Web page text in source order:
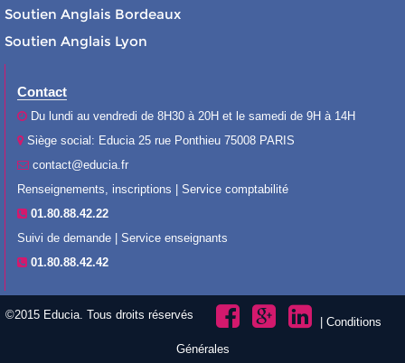
Soutien Anglais Bordeaux
Soutien Anglais Lyon
Contact
Du lundi au vendredi de 8H30 à 20H et le samedi de 9H à 14H
Siège social: Educia 25 rue Ponthieu 75008 PARIS
contact@educia.fr
Renseignements, inscriptions | Service comptabilité
01.80.88.42.22
Suivi de demande | Service enseignants
01.80.88.42.42
©2015 Educia. Tous droits réservés
| Conditions
Générales